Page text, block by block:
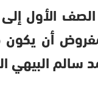
الأول
أن يكون
البيهي